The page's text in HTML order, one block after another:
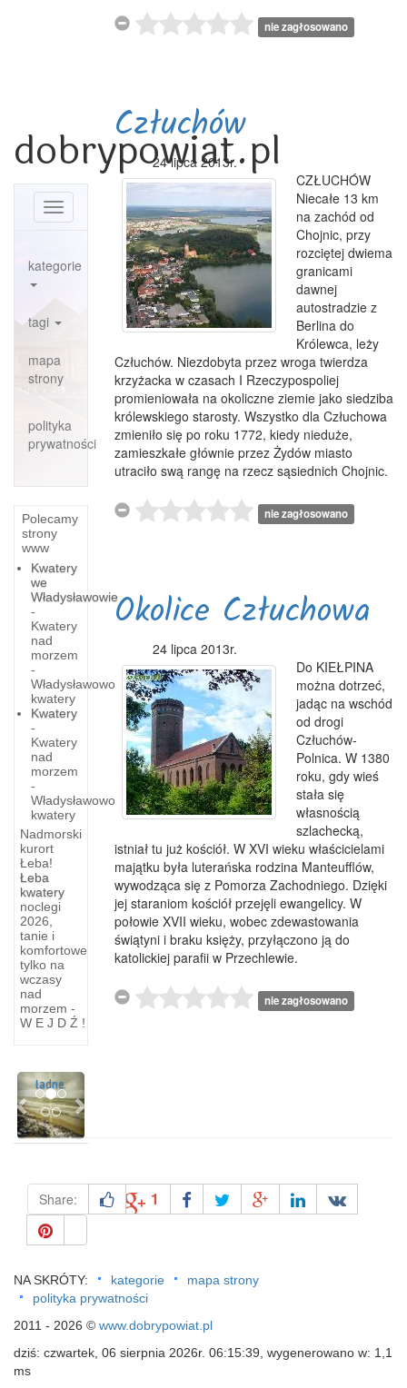
dobrypowiat.pl
Toggle
navigation
kategorie
tagi
mapa
strony
polityka
prywatności
Polecamy
strony
www
Kwatery
we
Władysławowie
-
Kwatery
nad
morzem
-
Władysławowo
kwatery
Kwatery
-
Kwatery
nad
morzem
-
Władysławowo
kwatery
Nadmorski
kurort
Łeba!
Łeba
kwatery
noclegi
2026,
tanie i
komfortowe
tylko na
wczasy
nad
morzem -
W E J D Ź !
historia
Chojnic
Chojnice
to
miasto
czyste,
ładne.
PreviousNext
nie zagłosowano
Człuchów
24 lipca 2013r.
CZŁUCHÓW
Niecałe 13 km
na zachód od
Chojnic, przy
rozciętej dwiema
granicami
dawnej
autostradzie z
Berlina do
Królewca, leży
Człuchów. Niezdobyta przez wroga twierdza
krzyżacka w czasach I Rzeczypospoliej
promieniowała na okoliczne ziemie jako siedziba
królewskiego starosty. Wszystko dla Człuchowa
zmieniło się po roku 1772, kiedy nieduże,
zamieszkałe głównie przez Żydów miasto
utraciło swą rangę na rzecz sąsiednich Chojnic.
nie zagłosowano
Okolice Człuchowa
24 lipca 2013r.
Do KIEŁPINA
można dotrzeć,
jadąc na wschód
od drogi
Człuchów-
Polnica. W 1380
roku, gdy wieś
stała się
własnością
szlachecką,
istniał tu już kościół. W XVI wieku właścicielami
majątku była luterańska rodzina Manteufflów,
wywodząca się z Pomorza Zachodniego. Dzięki
jej staraniom kościół przejęli ewangelicy. W
połowie XVII wieku, wobec zdewastowania
świątyni i braku księży, przyłączono ją do
katolickiej parafii w Przechlewie.
nie zagłosowano
Share: 1
NA SKRÓTY: kategorie
mapa strony
polityka prywatności
2011 - 2026 © www.dobrypowiat.pl
dziś: czwartek, 06 sierpnia 2026r. 06:15:39, wygenerowano w: 1,1
ms